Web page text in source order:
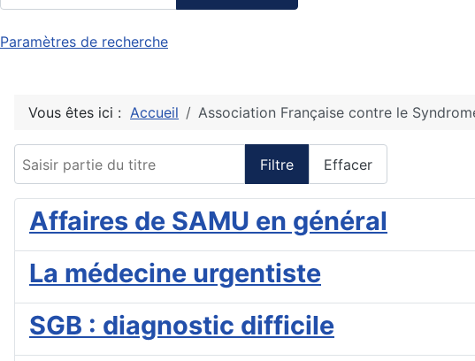
Paramètres de recherche
Vous êtes ici : Accueil Association Française contre le
Filtre Effacer
Affaires de SAMU en général
La médecine urgentiste
SGB : diagnostic difficile